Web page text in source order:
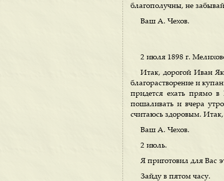
благополучны, не
Ваш А. Чехов.
2 июля 1898 г.
Итак, дорогой Иван
благорастворение и
придется ехать прямо
пошаливать и вчера
считаюсь здоровым.
Ваш А. Чехов.
2 июль.
Я приготовил для Вас
Зайду в пятом часу.